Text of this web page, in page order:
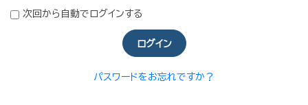
次回から自動でログインする
ログイン
パスワードをお忘れですか？